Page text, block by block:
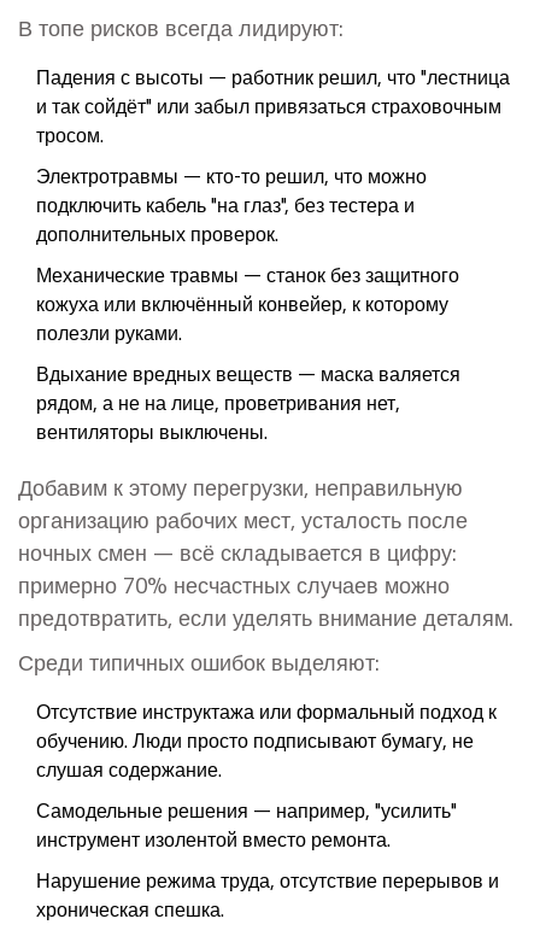
В топе рисков всегда лидируют:
Падения с высоты — работник решил, что "лестница
и так сойдёт" или забыл привязаться страховочным
тросом.
Электротравмы — кто-то решил, что можно
подключить кабель "на глаз", без тестера и
дополнительных проверок.
Механические травмы — станок без защитного
кожуха или включённый конвейер, к которому
полезли руками.
Вдыхание вредных веществ — маска валяется
рядом, а не на лице, проветривания нет,
вентиляторы выключены.
Добавим к этому перегрузки, неправильную
организацию рабочих мест, усталость после
ночных смен — всё складывается в цифру:
примерно 70% несчастных случаев можно
предотвратить, если уделять внимание деталям.
Среди типичных ошибок выделяют:
Отсутствие инструктажа или формальный подход к
обучению. Люди просто подписывают бумагу, не
слушая содержание.
Самодельные решения — например, "усилить"
инструмент изолентой вместо ремонта.
Нарушение режима труда, отсутствие перерывов и
хроническая спешка.